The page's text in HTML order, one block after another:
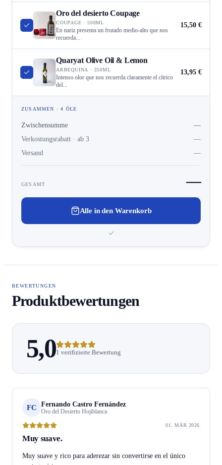
Oro del desierto Coupage
COUPAGE · 500ML
En nariz presenta un frutado medio-alto que nos
recuerda...
15,50 €
Quaryat Olive Oil & Lemon
ARBEQUINA · 250ML
Intenso olor que nos recuerda claramente el cítrico
del...
13,95 €
ZUSAMMEN · 4 ÖLE
Zwischensumme
—
Verkostungsrabatt · ab 3
—
Versand
—
GESAMT —
Alle in den Warenkorb
BEWERTUNGEN
Produktbewertungen
5,01 verifizierte Bewertung
FC Fernando Castro Fernández
Oro del Desierto Hojiblanca
01. MÄR 2026
Muy suave.
Muy suave y rico para aderezar sin convertirse en el único